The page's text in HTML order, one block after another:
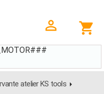
atelier KS tools